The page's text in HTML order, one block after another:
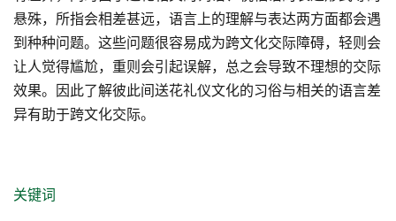
悬殊，所指会相差甚远，语言上的理解与表达两方面都会遇
到种种问题。这些问题很容易成为跨文化交际障碍，轻则会
让人觉得尴尬，重则会引起误解，总之会导致不理想的交际
效果。因此了解彼此间送花礼仪文化的习俗与相关的语言差
异有助于跨文化交际。
关键词